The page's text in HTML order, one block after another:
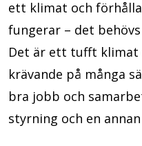
ett klimat och
fungerar – det
Det är ett tufft klimat
krävande på många
bra jobb och
styrning och en